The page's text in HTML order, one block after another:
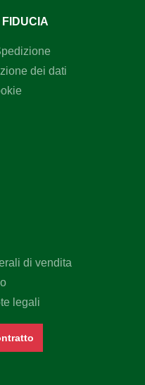
dei dati
di vendita
legali